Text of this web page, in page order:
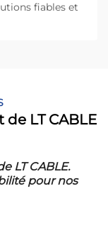
fiables et
LT CABLE
LT CABLE.
pour nos